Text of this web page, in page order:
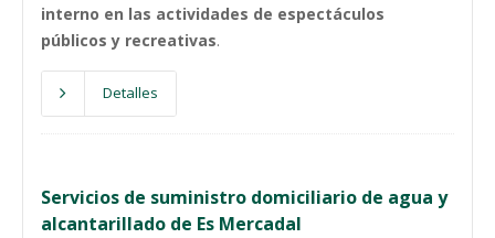
interno en las actividades de espectáculos
públicos y recreativas.
Detalles
Servicios de suministro domiciliario de agua y
alcantarillado de Es Mercadal